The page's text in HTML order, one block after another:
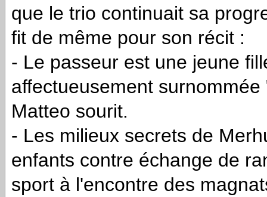
que le trio continuait sa
fit de même pour son récit :
- Le passeur est une jeune
affectueusement
Matteo sourit.
- Les milieux secrets de
enfants contre échange de
sport à l'encontre des